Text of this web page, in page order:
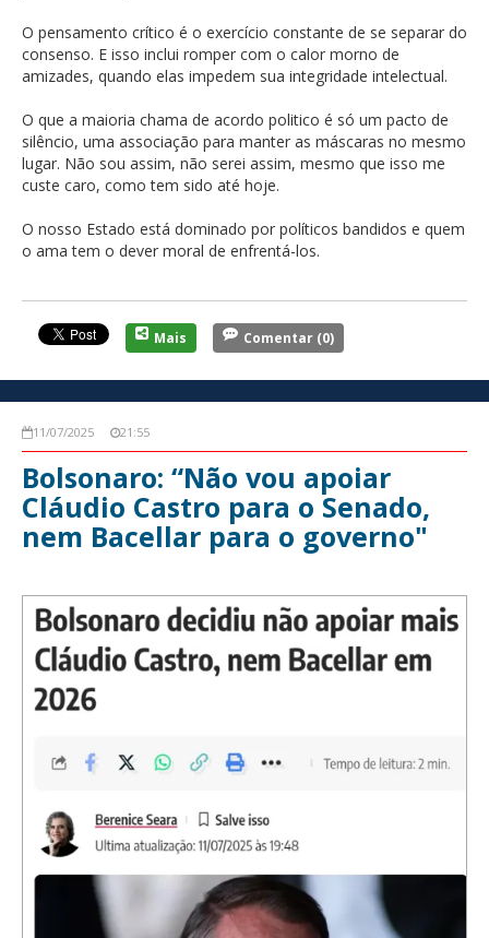
O pensamento crítico é o exercício constante de se separar do
consenso. E isso inclui romper com o calor morno de
amizades, quando elas impedem sua integridade intelectual.
O que a maioria chama de acordo politico é só um pacto de
silêncio, uma associação para manter as máscaras no mesmo
lugar. Não sou assim, não serei assim, mesmo que isso me
custe caro, como tem sido até hoje.
O nosso Estado está dominado por políticos bandidos e quem
o ama tem o dever moral de enfrentá-los.
Mais Comentar (0)
11/07/2025 21:55
Bolsonaro: “Não vou apoiar
Cláudio Castro para o Senado,
nem Bacellar para o governo"